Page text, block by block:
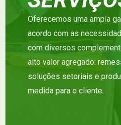
Oferecemos uma ampla
acordo com as
com diversos
alto valor agregado:
soluções setoriais e
medida para o cliente.